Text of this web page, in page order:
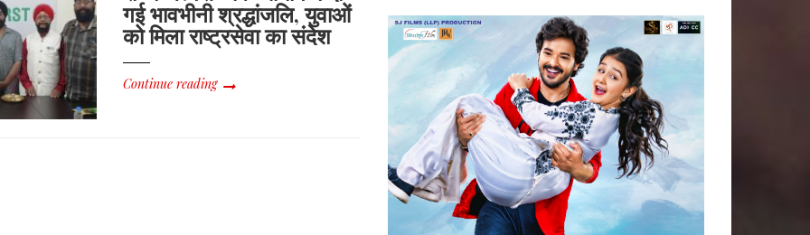
गई भावभीनी श्रद्धांजलि, युवाओं
को मिला राष्ट्रसेवा का संदेश
Continue reading